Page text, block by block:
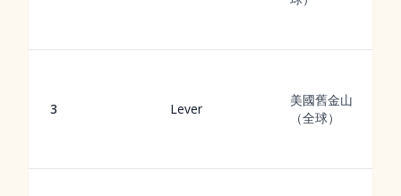
3 Lever
美國舊金山
（全球）